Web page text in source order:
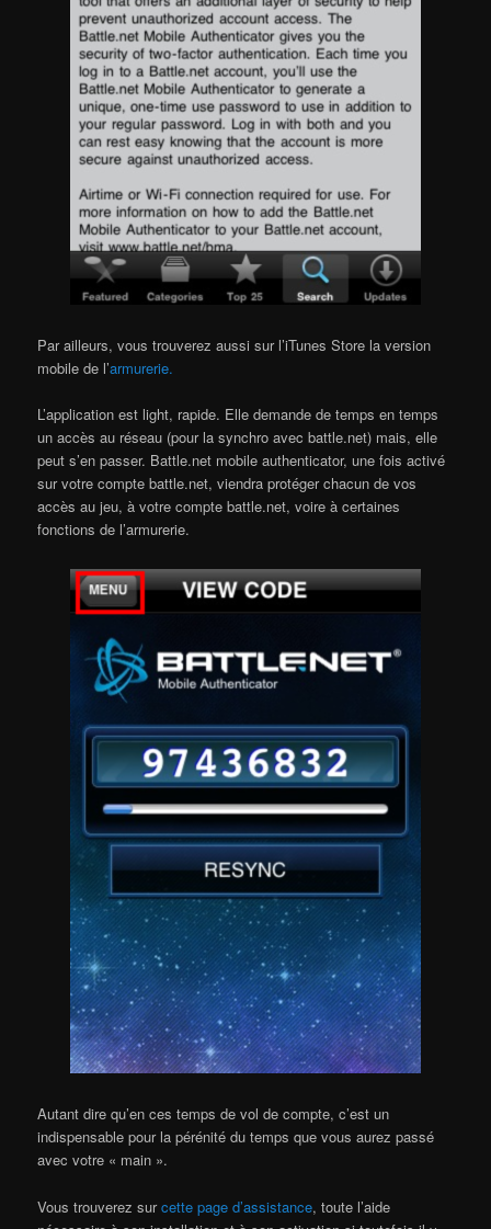
Par ailleurs, vous trouverez aussi sur l’iTunes Store la version
mobile de l’armurerie.
L’application est light, rapide. Elle demande de temps en temps
un accès au réseau (pour la synchro avec battle.net) mais, elle
peut s’en passer. Battle.net mobile authenticator, une fois activé
sur votre compte battle.net, viendra protéger chacun de vos
accès au jeu, à votre compte battle.net, voire à certaines
fonctions de l’armurerie.
Autant dire qu’en ces temps de vol de compte, c’est un
indispensable pour la pérénité du temps que vous aurez passé
avec votre « main ».
Vous trouverez surcette page d’assistance, toute l’aide